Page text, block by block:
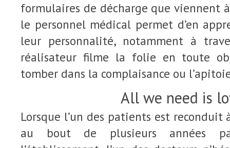
formulaires de décharge que viennent
le personnel médical permet d’en
leur personnalité, notamment à
réalisateur filme la folie en toute
tomber dans la complaisance ou
All we need is
Lorsque l’un des patients est
au bout de plusieurs années